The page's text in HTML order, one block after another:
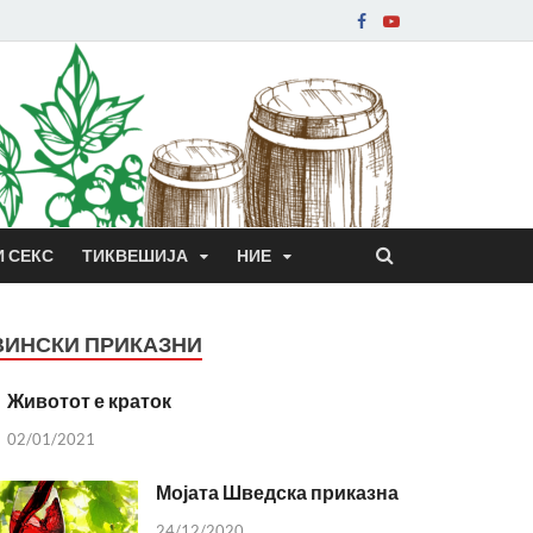
СЕКС ТИКВЕШИЈА НИЕ
ПРИКАЗНИ
Животот е краток
02/01/2021
Мојата Шведска приказна